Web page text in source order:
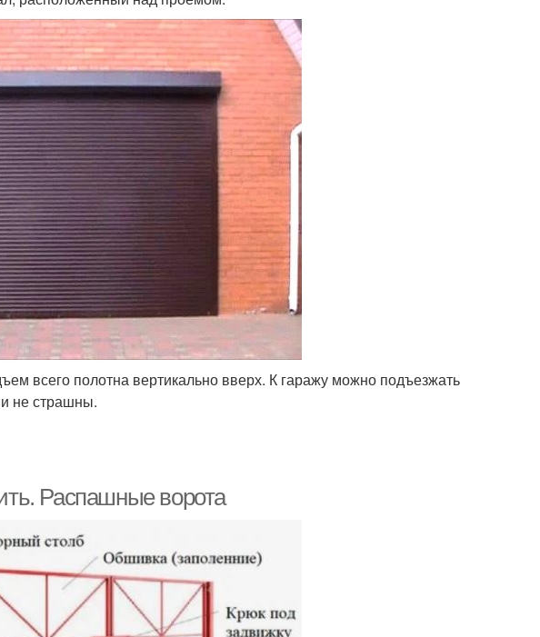
всего полотна вертикально вверх. К гаражу можно подъезжать
не страшны.
Распашные ворота